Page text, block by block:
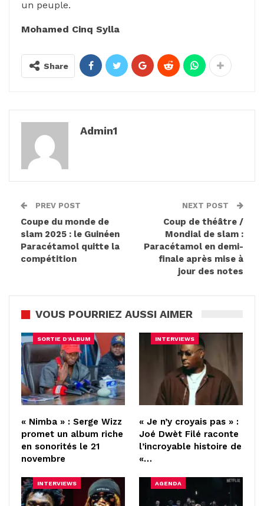
un peuple.
Mohamed Cinq Sylla
Share
Admin1
PREV POST
Coupe du monde de
slam 2025 : le Guinéen
Paracétamol quitte la
compétition
NEXT POST
Coup de théâtre /
Mondial de slam :
Paracétamol en demi-
finale après mise à
jour des notes
VOUS POURRIEZ AUSSI AIMER
SORTIE D'ALBUM
« Nimba » : Serge Wizz
promet un album riche
en sonorités le 21
novembre
INTERVIEWS
« Je n’y croyais pas » :
Joé Dwèt Filé raconte
l’incroyable histoire de
«…
INTERVIEWS AGENDA